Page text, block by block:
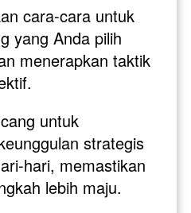
cara-cara untuk
yang Anda pilih
menerapkan taktik
untuk
strategis
hari, memastikan
lebih maju.